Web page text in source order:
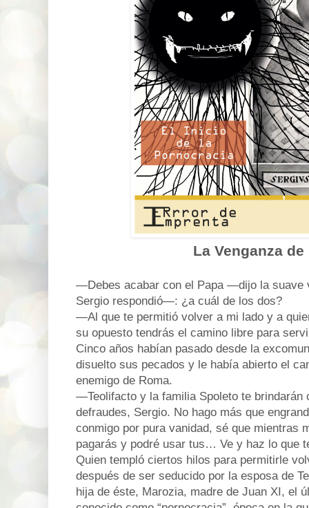
La Venganza
—Debes acabar con el Papa —dijo la suave
Sergio respondió—: ¿a cuál de los dos?
—Al que te permitió volver a mi lado y a
su opuesto tendrás el camino libre para
Cinco años habían pasado desde la
disuelto sus pecados y le había abierto el
enemigo de Roma.
—Teolifacto y la familia Spoleto te brindarán
defraudes, Sergio. No hago más que
conmigo por pura vanidad, sé que mientras
pagarás y podré usar tus… Ve y haz lo que
Quien templó ciertos hilos para permitirle
después de ser seducido por la esposa de
hija de éste, Marozia, madre de Juan XI, el